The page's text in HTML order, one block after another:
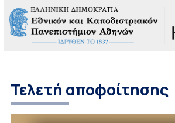
Τελετή αποφοίτησης